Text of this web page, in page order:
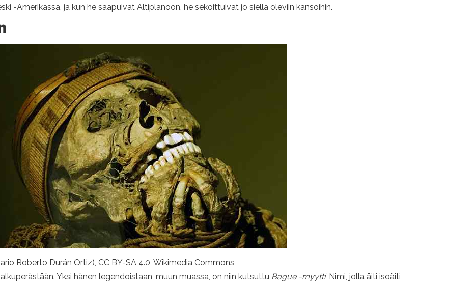
-Amerikassa, ja kun he saapuivat Altiplanoon, he sekoittuivat jo siellä oleviin kansoihin.
Roberto Durán Ortiz), CC BY-SA 4.0, Wikimedia Commons
Yksi hänen legendoistaan, muun muassa, on niin kutsuttu Bague -myytti, Nimi, jolla äiti isoäiti